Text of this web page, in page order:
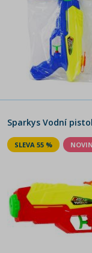
Sparkys Vodní
SLEVA 55 %